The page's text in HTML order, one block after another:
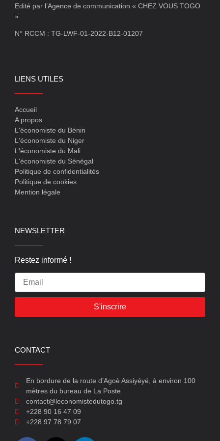
Edité par l’Agence de communication « CHEZ VOUS TOGO
»
N° RCCM : TG-LWF-01-2022-B12-01207
LIENS UTILES
Accueil
A propos
L'économiste du Bénin
L'économiste du Niger
L'économiste du Mali
L'économiste du Sénégal
Politique de confidentialités
Politique de cookies
Mention légale
NEWSLETTER
Restez informé !
S'inscrire
CONTACT
En bordure de la route d’Agoè Assiyéyé, à environ 100
mètres du bureau de La Poste
contact@leconomistedutogo.tg
+228 90 16 47 09
+228 97 78 79 07